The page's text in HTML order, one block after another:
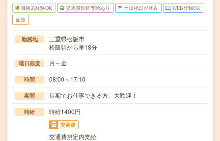
職種未経験OK 交通費別途支給あり 土日祝日が休み WEB登録OK
派遣
勤務地
三重県松阪市
松阪駅から車18分
曜日頻度 月～金
時間 08:00～17:10
期間 長期でお仕事できる方、大歓迎！
時給 時給1400円
交通費
交通費規定内支給